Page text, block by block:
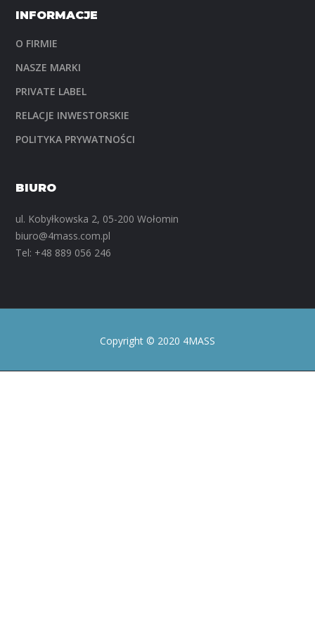
INFORMACJE
O FIRMIE
NASZE MARKI
PRIVATE LABEL
RELACJE INWESTORSKIE
POLITYKA PRYWATNOŚCI
BIURO
ul. Kobyłkowska 2, 05-200 Wołomin
biuro@4mass.com.pl
Tel: +48 889 056 246
Copyright © 2020 4MASS